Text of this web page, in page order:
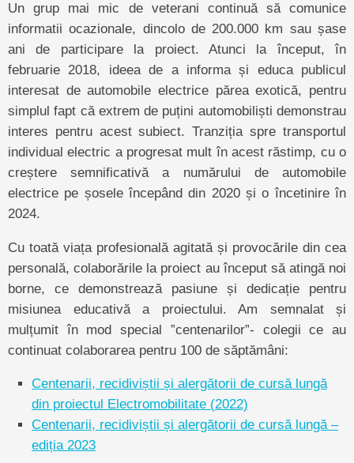
Un grup mai mic de veterani continuă să comunice
informatii ocazionale, dincolo de 200.000 km sau șase
ani de participare la proiect. Atunci la început, în
februarie 2018, ideea de a informa și educa publicul
interesat de automobile electrice părea exotică, pentru
simplul fapt că extrem de puțini automobiliști demonstrau
interes pentru acest subiect. Tranziția spre transportul
individual electric a progresat mult în acest răstimp, cu o
creștere semnificativă a numărului de automobile
electrice pe șosele începând din 2020 și o încetinire în
2024.
Cu toată viața profesională agitată și provocările din cea
personală, colaborările la proiect au început să atingă noi
borne, ce demonstrează pasiune și dedicație pentru
misiunea educativă a proiectului. Am semnalat și
mulțumit în mod special ”centenarilor”- colegii ce au
continuat colaborarea pentru 100 de săptămâni:
Centenarii, recidiviștii și alergătorii de cursă lungă
din proiectul Electromobilitate (2022)
Centenarii, recidiviștii și alergătorii de cursă lungă –
ediția 2023